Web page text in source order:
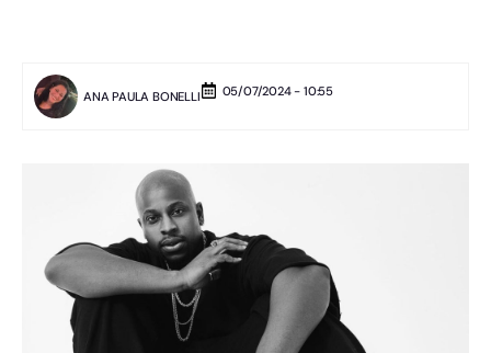
ANA PAULA BONELLI 05/07/2024 - 10:55